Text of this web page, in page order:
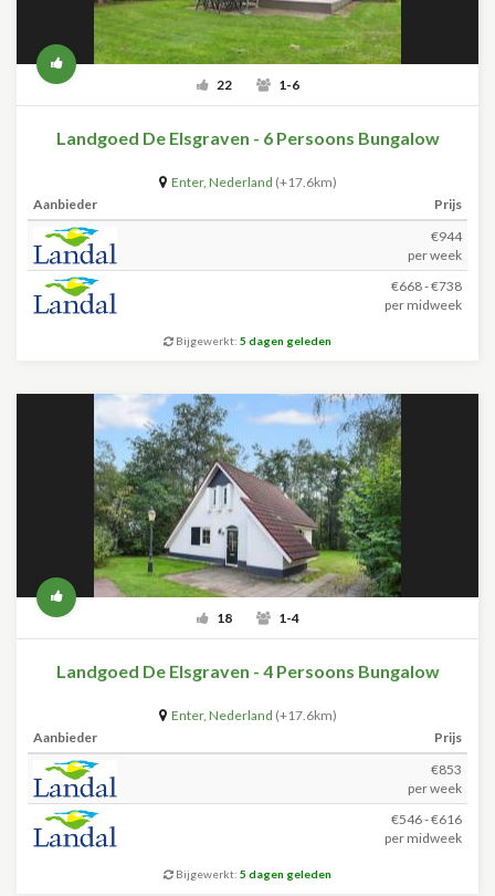
22 1-6
Landgoed De Elsgraven - 6 Persoons Bungalow
Enter, Nederland (+17.6km)
Aanbieder
Prijs
€944
per week
€668 - €738
per midweek
Bijgewerkt: 5 dagen geleden
18 1-4
Landgoed De Elsgraven - 4 Persoons Bungalow
Enter, Nederland (+17.6km)
Aanbieder
Prijs
€853
per week
€546 - €616
per midweek
Bijgewerkt: 5 dagen geleden